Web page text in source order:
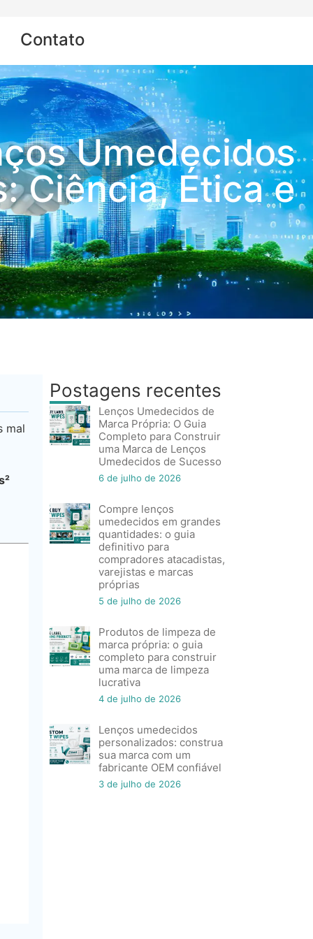
Contato
Umedecidos
Ciência, Ética e
mal
Postagens recentes
Lenços Umedecidos de
Marca Própria: O Guia
Completo para Construir
uma Marca de Lenços
Umedecidos de Sucesso
6 de julho de 2026
Compre lenços
umedecidos em grandes
quantidades: o guia
definitivo para
compradores atacadistas,
varejistas e marcas
próprias
5 de julho de 2026
Produtos de limpeza de
marca própria: o guia
completo para construir
uma marca de limpeza
lucrativa
4 de julho de 2026
Lenços umedecidos
personalizados: construa
sua marca com um
fabricante OEM confiável
3 de julho de 2026